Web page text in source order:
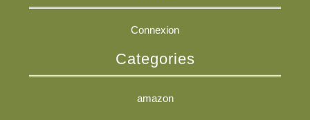
Connexion
Categories
amazon